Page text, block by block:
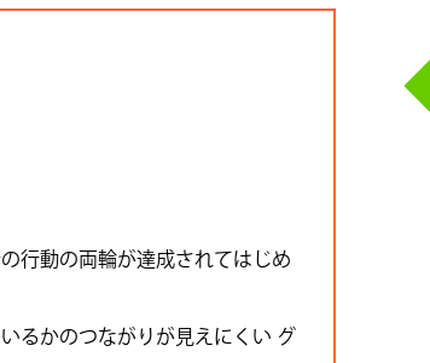
行動の両輪が達成されてはじめ
るかのつながりが見えにくい グ